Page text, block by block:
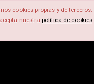
cookies propias y de terceros.
nuestra política de cookies.